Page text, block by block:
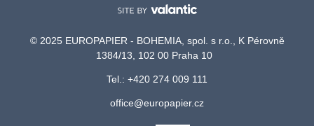
© 2025 EUROPAPIER - BOHEMIA, spol. s r.o., K Pérovně
1384/13, 102 00 Praha 10
Tel.: +420 274 009 111
office@europapier.cz